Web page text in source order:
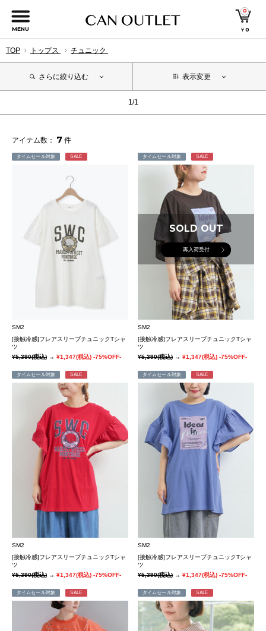
MENU
0
￥0
TOP トップス チュニック
さらに絞り込む 表示変更
1/1
アイテム数： 7 件
タイムセール対象 SALE
SM2
[接触冷感]フレアスリーブチュニックTシャ
ツ
¥5,390(税込) → ¥1,347(税込) -75%OFF-
タイムセール対象 SALE
SOLD OUT
再入荷受付
SM2
[接触冷感]フレアスリーブチュニックTシャ
ツ
¥5,390(税込)→¥1,347(税込) -75%OFF-
タイムセール対象 SALE
SM2
[接触冷感]フレアスリーブチュニックTシャ
ツ
¥5,390(税込) → ¥1,347(税込) -75%OFF-
タイムセール対象 SALE
SM2
[接触冷感]フレアスリーブチュニックTシャ
ツ
¥5,390(税込)→¥1,347(税込) -75%OFF-
タイムセール対象 SALE タイムセール対象 SALE